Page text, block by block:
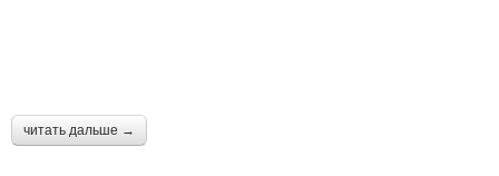
читать дальше →